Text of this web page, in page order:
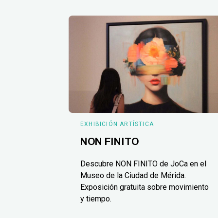
EXHIBICIÓN ARTÍSTICA
NON FINITO
Descubre NON FINITO de JoCa en el
Museo de la Ciudad de Mérida.
Exposición gratuita sobre movimiento
y tiempo.